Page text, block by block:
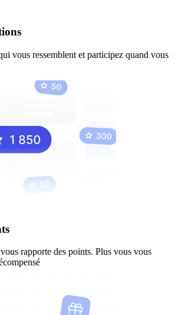
vous ressemblent et participez quand vous
rapporte des points. Plus vous vous